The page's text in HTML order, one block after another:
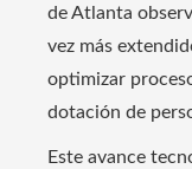
de Atlanta
vez más
optimizar
dotación de
Este avance